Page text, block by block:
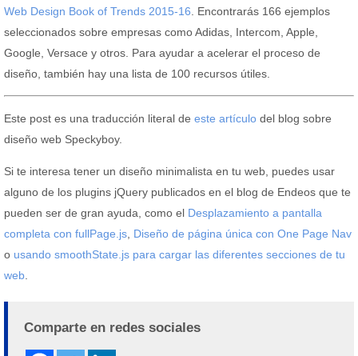
Web Design Book of Trends 2015-16 . Encontrarás 166 ejemplos
seleccionados sobre empresas como Adidas, Intercom, Apple,
Google, Versace y otros. Para ayudar a acelerar el proceso de
diseño, también hay una lista de 100 recursos útiles.
Este post es una traducción literal de este artículo del blog sobre
diseño web Speckyboy.
Si te interesa tener un diseño minimalista en tu web, puedes usar
alguno de los plugins jQuery publicados en el blog de Endeos que te
pueden ser de gran ayuda, como el Desplazamiento a pantalla
completa con fullPage.js Diseño de página única con One Page Nav
o usando smoothState.js para cargar las diferentes secciones de tu
web
Comparte en redes sociales